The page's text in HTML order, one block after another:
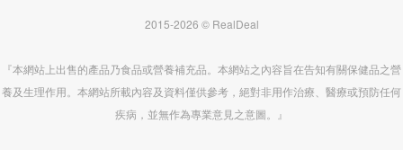
2015-2026 © RealDeal
『本網站上出售的產品乃食品或營養補充品。本網站之內容旨在告知有關保健品之營
養及生理作用。本網站所載內容及資料僅供參考，絕對非用作治療、醫療或預防任何
疾病，並無作為專業意見之意圖。』